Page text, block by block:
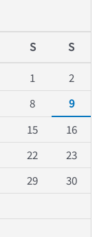
S S
1
2
8
9
15
16
22
23
29
30